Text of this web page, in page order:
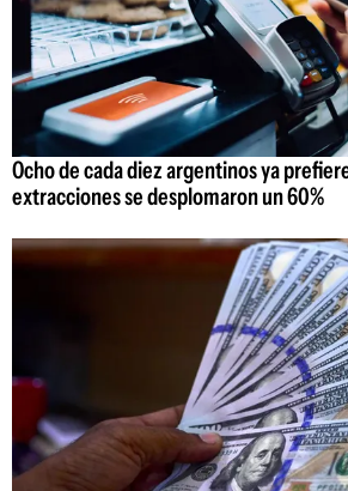
Ocho de cada diez argentinos ya
extracciones se desplomaron un 60%